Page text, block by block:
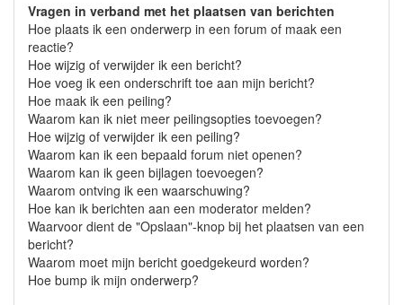
Vragen in verband met het plaatsen van berichten
Hoe plaats ik een onderwerp in een forum of maak een
reactie?
Hoe wijzig of verwijder ik een bericht?
Hoe voeg ik een onderschrift toe aan mijn bericht?
Hoe maak ik een peiling?
Waarom kan ik niet meer peilingsopties toevoegen?
Hoe wijzig of verwijder ik een peiling?
Waarom kan ik een bepaald forum niet openen?
Waarom kan ik geen bijlagen toevoegen?
Waarom ontving ik een waarschuwing?
Hoe kan ik berichten aan een moderator melden?
Waarvoor dient de "Opslaan"-knop bij het plaatsen van een
bericht?
Waarom moet mijn bericht goedgekeurd worden?
Hoe bump ik mijn onderwerp?